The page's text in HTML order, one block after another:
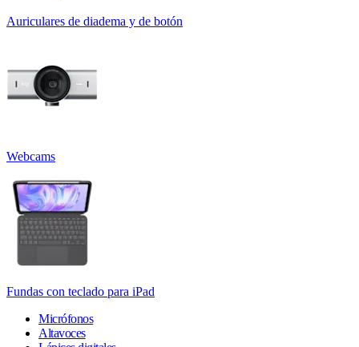
Auriculares de diadema y de botón
Webcams
Fundas con teclado para iPad
Micrófonos
Altavoces